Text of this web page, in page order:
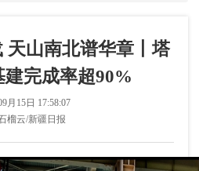
天山南北谱华章丨塔
完成率超90%
月15日 17:58:07
榴云/新疆日报